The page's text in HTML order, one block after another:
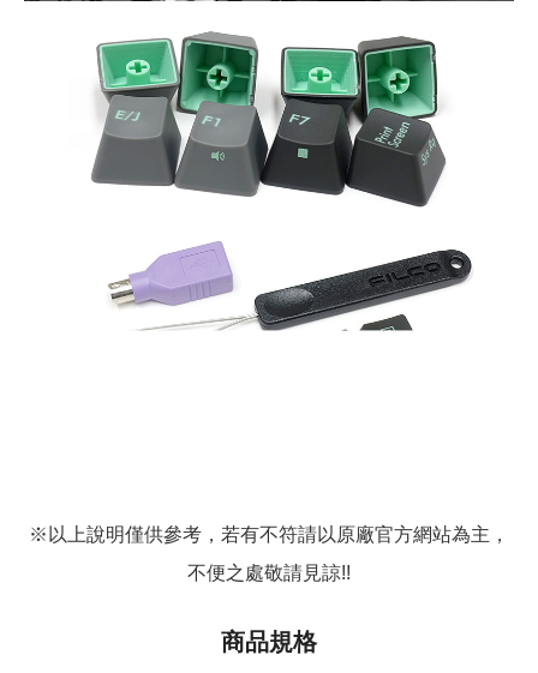
※以上說明僅供參考，若有不符請以原廠官方網站為主，
不便之處敬請見諒!!
商品規格